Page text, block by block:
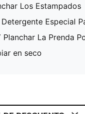
Los Estampados
Especial
Planchar La Prenda
en seco